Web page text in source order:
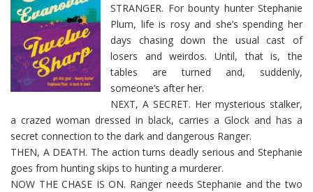
STRANGER. For bounty hunter Stephanie
Plum, life is rosy and she’s spending her
days chasing down the usual cast of
losers and weirdos. Until, that is, the
tables are turned and, suddenly,
someone’s after her.
NEXT, A SECRET. Her mysterious stalker,
a crazed woman dressed in black, carries a Glock and has a
secret connection to the dark and dangerous Ranger.
THEN, A DEATH. The action turns deadly serious and Stephanie
goes from hunting skips to hunting a murderer.
NOW THE CHASE IS ON. Ranger needs Stephanie and the two